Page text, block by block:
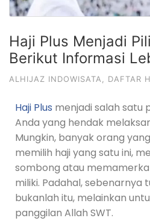
Haji Plus Menjadi
Berikut Informasi
ALHIJAZ INDOWISATA DAFTAR
Haji Plus menjadi salah satu
Anda yang hendak
Mungkin, banyak orang
memilih haji yang satu ini,
sombong atau
miliki. Padahal, sebenarnya
bukanlah itu, melainkan
panggilan Allah SWT.